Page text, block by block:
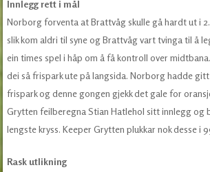
Innlegg rett i mål
Norborg forventa at Brattvåg skulle gå hardt ut i
slik kom aldri til syne og Brattvåg vart tvinga til å
ein times spel i håp om å få kontroll over
dei så frispark ute på langsida. Norborg hadde
frispark og denne gongen gjekk det gale for
Grytten feilberegna Stian Hatlehol sitt innlegg og
lengste kryss. Keeper Grytten plukkar nok desse i
Rask utlikning